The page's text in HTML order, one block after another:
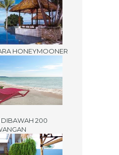
HONEYMOONER
DIBAWAH 200